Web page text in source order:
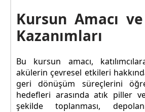
Kursun Amacı
Kazanımları
Bu kursun amacı,
akülerin çevresel etkileri
geri dönüşüm süreçlerini
hedefleri arasında atık piller
şekilde toplanması,